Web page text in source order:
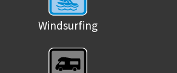
Windsurfing